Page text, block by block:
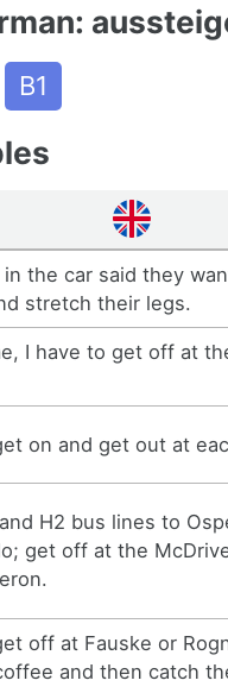
B1
in the car said they
stretch their legs.
I have to get off at
on and get out at
H2 bus lines to
get off at the
off at Fauske or
and then catch